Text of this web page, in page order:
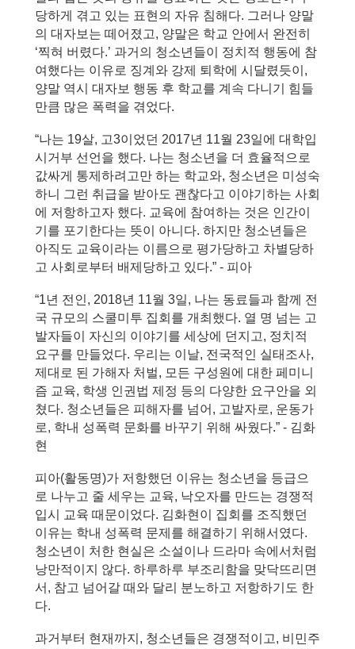
당하게 겪고 있는 표현의 자유 침해다. 그러나 양말
의 대자보는 떼어졌고, 양말은 학교 안에서 완전히
‘찍혀 버렸다.’ 과거의 청소년들이 정치적 행동에 참
여했다는 이유로 징계와 강제 퇴학에 시달렸듯이,
양말 역시 대자보 행동 후 학교를 계속 다니기 힘들
만큼 많은 폭력을 겪었다.
“나는 19살, 고3이었던 2017년 11월 23일에 대학입
시거부 선언을 했다. 나는 청소년을 더 효율적으로
값싸게 통제하려고만 하는 학교와, 청소년은 미성숙
하니 그런 취급을 받아도 괜찮다고 이야기하는 사회
에 저항하고자 했다. 교육에 참여하는 것은 인간이
기를 포기한다는 뜻이 아니다. 하지만 청소년들은
아직도 교육이라는 이름으로 평가당하고 차별당하
고 사회로부터 배제당하고 있다.” - 피아
“1년 전인, 2018년 11월 3일, 나는 동료들과 함께 전
국 규모의 스쿨미투 집회를 개최했다. 열 명 넘는 고
발자들이 자신의 이야기를 세상에 던지고, 정치적
요구를 만들었다. 우리는 이날, 전국적인 실태조사,
제대로 된 가해자 처벌, 모든 구성원에 대한 페미니
즘 교육, 학생 인권법 제정 등의 다양한 요구안을 외
쳤다. 청소년들은 피해자를 넘어, 고발자로, 운동가
로, 학내 성폭력 문화를 바꾸기 위해 싸웠다.” - 김화
현
피아(활동명)가 저항했던 이유는 청소년을 등급으
로 나누고 줄 세우는 교육, 낙오자를 만드는 경쟁적
입시 교육 때문이었다. 김화현이 집회를 조직했던
이유는 학내 성폭력 문제를 해결하기 위해서였다.
청소년이 처한 현실은 소설이나 드라마 속에서처럼
낭만적이지 않다. 하루하루 부조리함을 맞닥뜨리면
서, 참고 넘어갈 때와 달리 분노하고 저항하기도 한
다.
과거부터 현재까지, 청소년들은 경쟁적이고, 비민주